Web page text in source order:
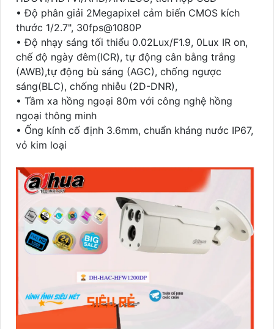
• Độ phân giải 2Megapixel cảm biến CMOS kích
thước 1/2.7", 30fps@1080P
• Độ nhạy sáng tối thiểu 0.02Lux/F1.9, 0Lux IR on,
chế độ ngày đêm(ICR), tự động cân bằng trắng
(AWB),tự động bù sáng (AGC), chống ngược
sáng(BLC), chống nhiễu (2D-DNR),
• Tầm xa hồng ngoại 80m với công nghệ hồng
ngoại thông minh
• Ống kính cố định 3.6mm, chuẩn kháng nước IP67,
vỏ kim loại